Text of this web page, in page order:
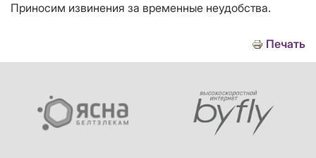
Приносим извинения за временные неудобства.
Печать